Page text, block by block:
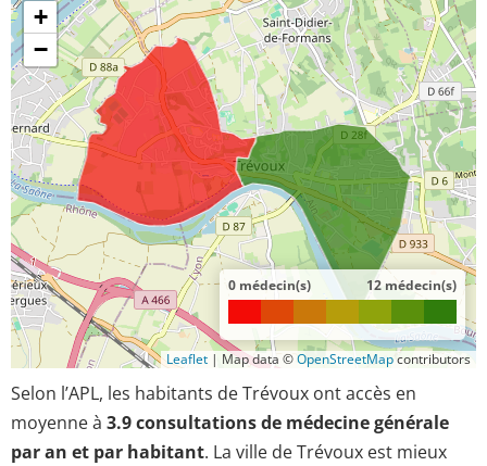
+
−
0 médecin(s) 12 médecin(s)
Leaflet | Map data ©OpenStreetMapcontributors
Selon l’APL, les habitants de Trévoux ont accès en
moyenne à 3.9 consultations de médecine générale
par an et par habitant. La ville de Trévoux est mieux